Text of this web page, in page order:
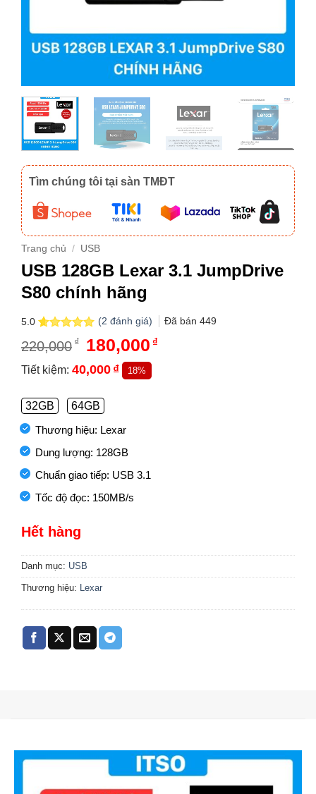
Tìm chúng tôi tại sàn TMĐT
Trang chủ / USB
USB 128GB Lexar 3.1 JumpDrive
S80 chính hãng
5.0
trên 5
dựa trên
(2 đánh giá) Đã bán 449
220,000 ₫
Giá
gốc
là:
220,000₫.
180,000 ₫Giá
Tiết kiệm: 40,000 ₫ 18%
32GB
64GB
Thương hiệu: Lexar
Dung lượng: 128GB
Chuẩn giao tiếp: USB 3.1
Tốc độ đọc: 150MB/s
Hết hàng
Danh mục: USB
Thương hiệu: Lexar